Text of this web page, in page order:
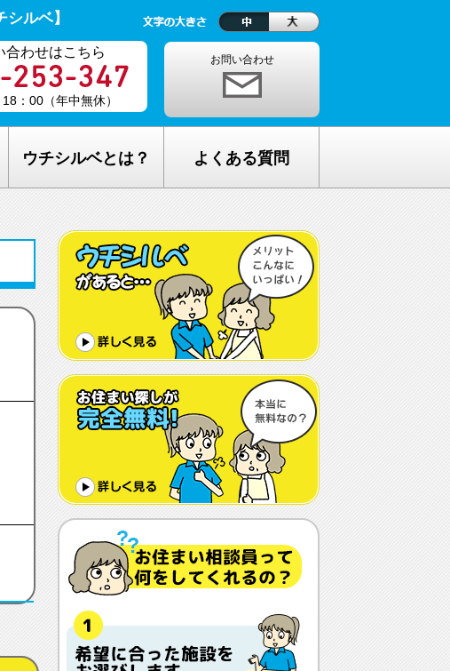
ルベ】
合わせはこちら
：00（年中無休）
お問い合わせ
ウチシルベとは？
ーム探しが完全無料の理由
ム探し無料相談の流れ
ルベのメリット
ベFC加盟について
よくある質問
老人ホームの種類が複雑でわからな
い・・
どんな人が入居しているの？
希望してもなかなか入れないのでは？
体調や病状が悪化しても最後まで住め
ますか？
認知症でも入れますか？
入居金が無料～何千万円と大きな差が
あるけど、どこが違うの？
入居するとどんな人がサービスをして
くれるの？
本当に相談無料？